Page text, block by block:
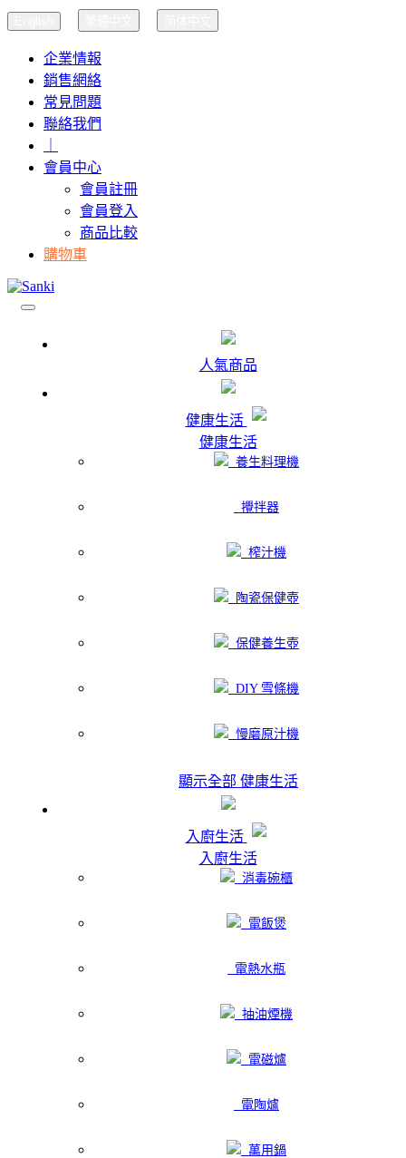
企業情報
銷售網絡
常見問題
聯絡我們
會員中心
會員註冊
會員登入
商品比較
購物車
人氣商品
健康生活
健康生活
養生料理機
攪拌器
榨汁機
陶瓷保健壺
保健養生壺
DIY 雪條機
慢磨原汁機
顯示全部 健康生活
入廚生活
入廚生活
消毒碗櫃
電飯煲
電熱水瓶
抽油煙機
電磁爐
電陶爐
萬用鍋